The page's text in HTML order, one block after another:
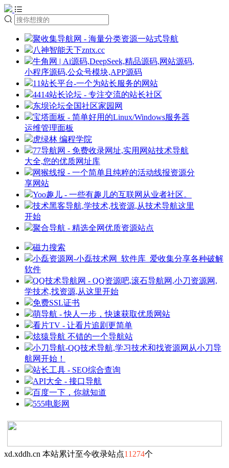
聚收集导航网 - 海量分类资源一站式导航
八神智能天下zntx.cc
牛角网 | Ai源码,DeepSeek,精品源码,网站源码,
小程序源码,公众号模块,APP源码
11站长平台-一个为站长服务的网站
4414站长论坛 - 专注交流的站长社区
东坝论坛全国社区家园网
宝塔面板 - 简单好用的Linux/Windows服务器
运维管理面板
虎绿林 编程学院
77导航网 - 免费收录网址,实用网站技术导航
大全,您的优质网址库
网猴线报 - 一个简单且纯粹的活动线报资源分
享网站
Yoo趣儿 - 一些有趣儿的互联网从业者社区。
技术黑客导航,学技术,找资源,从技术导航这里
开始
聚合导航 - 精选全网优质资源站点
磁力搜索
小磊资源网-小磊技术网_软件库_爱收集分享各种破解
软件
QQ技术导航网 - QQ资源吧,滚石导航网,小刀资源网,
学技术,找资源,从这里开始
免费SSL证书
萌导航 - 快人一步，快速获取优质网站
看片TV - 让看片追剧更简单
炫猿导航 不错的一个导航站
小刀导航-QQ技术导航,学习技术和找资源网从小刀导
航网开始！
站长工具 - SEO综合查询
API大全 - 接口导航
百度一下，你就知道
555电影网
xd.xddh.cn 本站累计至今收录站点11274个